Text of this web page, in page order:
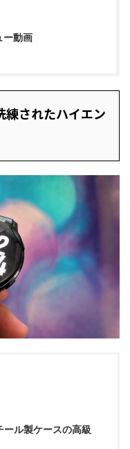
ー動画
練されたハイエン
ル製ケースの高級